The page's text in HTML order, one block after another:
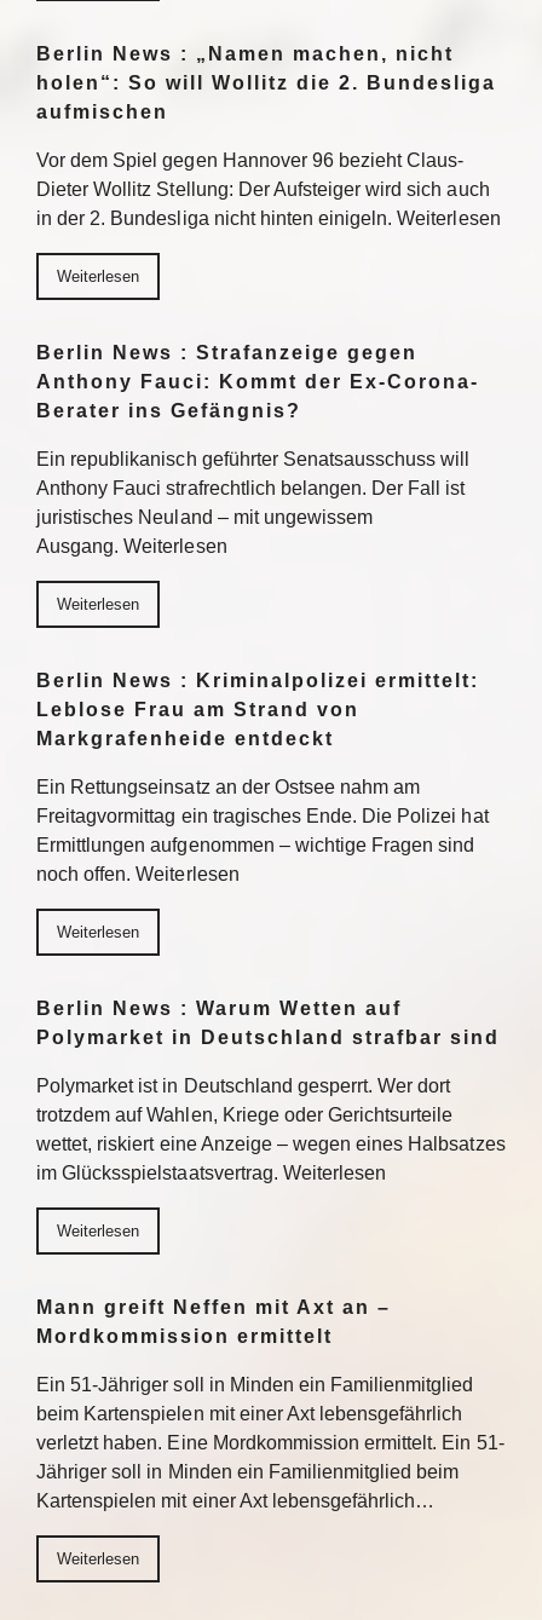
Berlin News : „Namen machen, nicht
holen“: So will Wollitz die 2. Bundesliga
aufmischen
Vor dem Spiel gegen Hannover 96 bezieht Claus-
Dieter Wollitz Stellung: Der Aufsteiger wird sich auch
in der 2. Bundesliga nicht hinten einigeln. Weiterlesen
Weiterlesen
Berlin News : Strafanzeige gegen
Anthony Fauci: Kommt der Ex-Corona-
Berater ins Gefängnis?
Ein republikanisch geführter Senatsausschuss will
Anthony Fauci strafrechtlich belangen. Der Fall ist
juristisches Neuland – mit ungewissem
Ausgang. Weiterlesen
Weiterlesen
Berlin News : Kriminalpolizei ermittelt:
Leblose Frau am Strand von
Markgrafenheide entdeckt
Ein Rettungseinsatz an der Ostsee nahm am
Freitagvormittag ein tragisches Ende. Die Polizei hat
Ermittlungen aufgenommen – wichtige Fragen sind
noch offen. Weiterlesen
Weiterlesen
Berlin News : Warum Wetten auf
Polymarket in Deutschland strafbar sind
Polymarket ist in Deutschland gesperrt. Wer dort
trotzdem auf Wahlen, Kriege oder Gerichtsurteile
wettet, riskiert eine Anzeige – wegen eines Halbsatzes
im Glücksspielstaatsvertrag. Weiterlesen
Weiterlesen
Mann greift Neffen mit Axt an –
Mordkommission ermittelt
Ein 51-Jähriger soll in Minden ein Familienmitglied
beim Kartenspielen mit einer Axt lebensgefährlich
verletzt haben. Eine Mordkommission ermittelt. Ein 51-
Jähriger soll in Minden ein Familienmitglied beim
Kartenspielen mit einer Axt lebensgefährlich…
Weiterlesen